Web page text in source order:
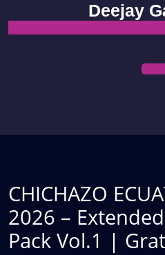
content
Deejay
CHICHAZO
2026 –
Pack Vol.1 |